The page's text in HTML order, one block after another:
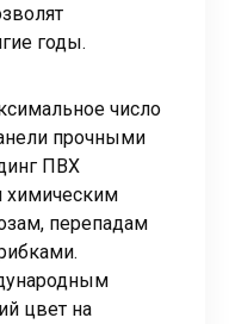
годы.
число
прочными
ПВХ
химическим
перепадам
цвет на